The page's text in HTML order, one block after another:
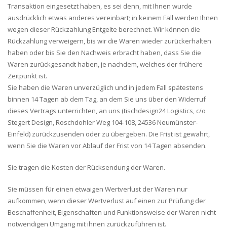
Transaktion eingesetzt haben, es sei denn, mit Ihnen wurde
ausdrücklich etwas anderes vereinbart; in keinem Fall werden Ihnen
wegen dieser Rückzahlung Entgelte berechnet. Wir können die
Rückzahlung verweigern, bis wir die Waren wieder zurückerhalten
haben oder bis Sie den Nachweis erbracht haben, dass Sie die
Waren zurückgesandt haben, je nachdem, welches der frühere
Zeitpunkt ist.
Sie haben die Waren unverzüglich und in jedem Fall spätestens
binnen 14 Tagen ab dem Tag, an dem Sie uns über den Widerruf
dieses Vertrags unterrichten, an uns (tischdesign24 Logistics, c/o
Stegert Design, Roschdohler Weg 104-108, 24536 Neumünster-
Einfeld) zurückzusenden oder zu übergeben. Die Frist ist gewahrt,
wenn Sie die Waren vor Ablauf der Frist von 14 Tagen absenden.
Sie tragen die Kosten der Rücksendung der Waren.
Sie müssen für einen etwaigen Wertverlust der Waren nur
aufkommen, wenn dieser Wertverlust auf einen zur Prüfung der
Beschaffenheit, Eigenschaften und Funktionsweise der Waren nicht
notwendigen Umgang mit ihnen zurückzuführen ist.